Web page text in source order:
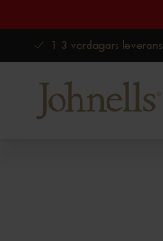
1-3 vardagars leverans